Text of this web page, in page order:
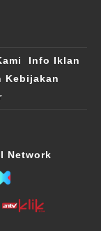
Info Iklan
Kebijakan
Network